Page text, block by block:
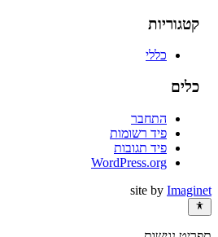
קטגוריות
כללי
כלים
התחבר
פיד רשומות
פיד תגובות
WordPress.org
site by Imaginet